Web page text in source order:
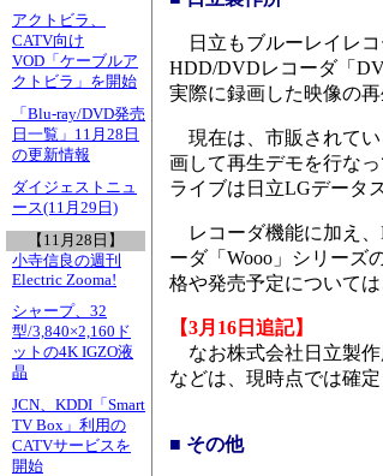
アクトビラ、
CATV向け
VOD「ケーブルア
クトビラ」を開始
「Blu-ray/DVD発売
日一覧」11月28日
の更新情報
ダイジェストニュ
ース(11月29日)
【11月28日】
小寺信良の週刊
Electric Zooma!
シャープ、32
型/3,840×2,160ド
ットの4K IGZO液
晶
JCN、KDDI「Smart
TV Box」利用の
CATVサービスを
開始
日立もブルーレイレコ
HDD/DVDレコーダ「
実際に録画した映像の
現在は、市販されてい
画して再生デモを行な
ライブは日立LGデータ
レコーダ機能に加え、
ーダ「Wooo」シリーズ
格や発売予定について
【3月16日追記】
なお株式会社日立製作
などは、現時点では確
■ その他